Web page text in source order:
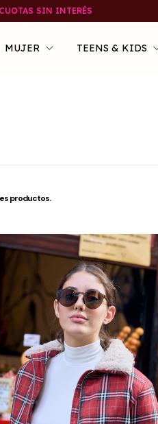
SIN INTERÉS
MUJER TEENS & KIDS
productos.